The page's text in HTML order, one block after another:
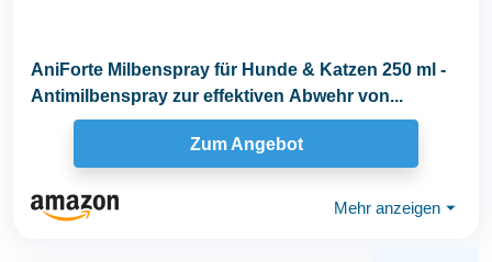
AniForte Milbenspray für Hunde & Katzen 250 ml -
Antimilbenspray zur effektiven Abwehr von...
Zum Angebot
Mehr anzeigen ⏷